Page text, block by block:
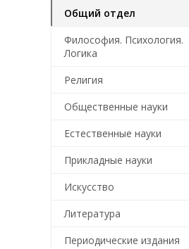
Общий отдел
Философия. Психология.
Логика
Религия
Общественные науки
Естественные науки
Прикладные науки
Искусство
Литература
Периодические издания